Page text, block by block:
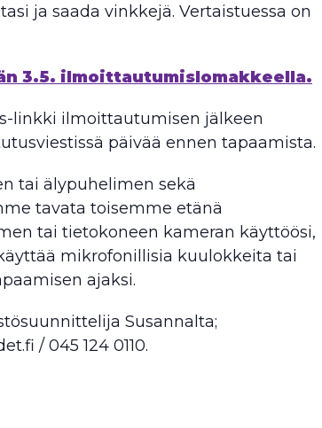
ja saada vinkkejä. Vertaistuessa on
3.5. ilmoittautumislomakkeella.
linkki ilmoittautumisen jälkeen
päivää ennen tapaamista.
tai älypuhelimen sekä
tavata toisemme etänä
tai tietokoneen kameran käyttöösi,
mikrofonillisia kuulokkeita tai
ajaksi.
Susannalta;
/ 045 124 0110.